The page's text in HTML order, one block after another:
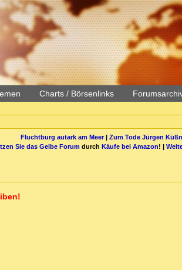
Charts / Börsenlinks
Fluchtburg autark am Meer| Zum Tode Jürgen
Sie das Gelbe Forum durch Käufe bei Amazon! |